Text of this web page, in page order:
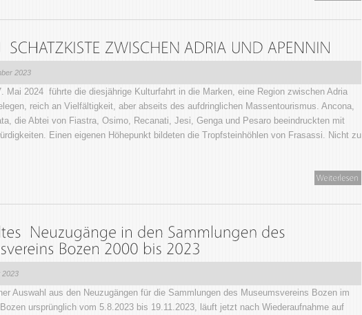
2023
Mai 2024 führte die diesjährige Kulturfahrt in die Marken, eine Region zwischen Adria
reich an Vielfältigkeit, aber abseits des aufdringlichen Massentourismus. Ancona,
die Abtei von Fiastra, Osimo, Recanati, Jesi, Genga und Pesaro beeindruckten mit
Einen eigenen Höhepunkt bildeten die Tropfsteinhöhlen von Frasassi. Nicht zu
2023
Auswahl aus den Neuzugängen für die Sammlungen des Museumsvereins Bozen im
ursprünglich vom 5.8.2023 bis 19.11.2023, läuft jetzt nach Wiederaufnahme auf